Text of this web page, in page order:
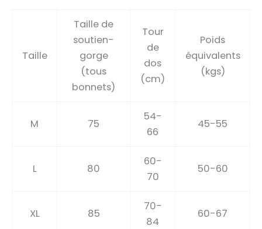
Taille
Taille de
soutien-
gorge
(tous
bonnets)
Tour
de
dos
(cm)
Poids
équivalents
(kgs)
M 75
54-
66
45-55
L 80
60-
70
50-60
XL 85
70-
84
60-67